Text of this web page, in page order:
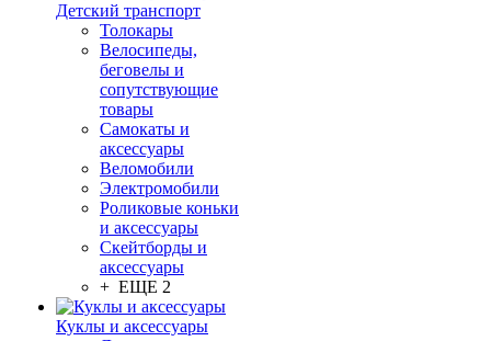
Детский транспорт
Толокары
Велосипеды,
беговелы и
сопутствующие
товары
Самокаты и
аксессуары
Веломобили
Электромобили
Роликовые коньки
и аксессуары
Скейтборды и
аксессуары
+ ЕЩЕ 2
Куклы и аксессуары